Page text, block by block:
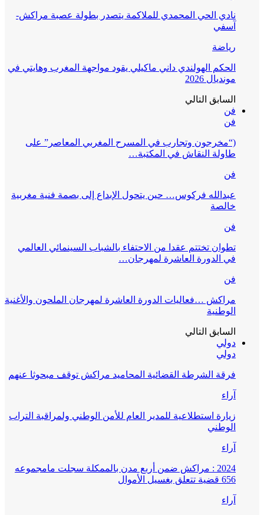
نادي الحي المحمدي للملاكمة يتصدر بطولة عصبة مراكش-
آسفي
رياضة
الحكم الهولندي داني ماكيلي يقود مواجهة المغرب وهايتي في
مونديال 2026
السابق التالي
فن
فن
(“مخرجون وتجارب في المسرح المغربي المعاصر” على
طاولة النقاش في المكتبة…
فن
عبدالله فركوس… حين يتحول الإبداع إلى بصمة فنية مغربية
خالصة
فن
تطوان تختتم عقدا من الاحتفاء بالشباب السينمائي العالمي
في الدورة العاشرة لمهرجان…
فن
مراكش …فعاليات الدورة العاشرة لمهرجان الملحون والأغنية
الوطنية
السابق التالي
دولي
دولي
فرقة الشرطة القضائية المحاميد مراكش توقف مبحوثا عنهم
آراء
زيارة استطلاعية للمدير العام للأمن الوطني ولمراقبة التراب
الوطني
آراء
2024 : مراكش ضمن أربع مدن بالممكلة سجلت مامجموعه
656 قضية تتعلق بغسيل الأموال
آراء